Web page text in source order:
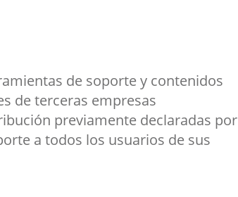
de soporte y contenidos
de terceras empresas
previamente declaradas por
a todos los usuarios de sus